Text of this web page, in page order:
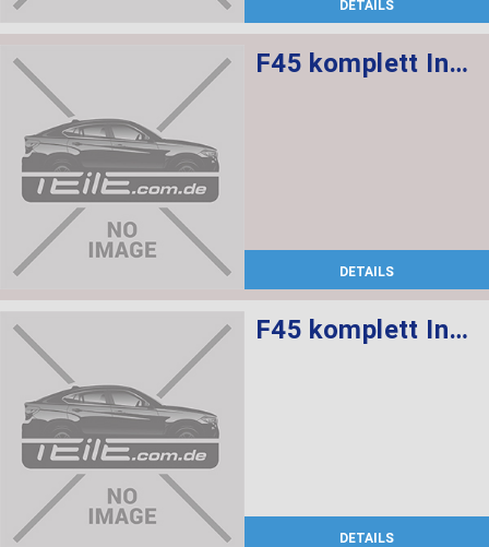
DETAILS
F45 komplett Innesausstattung Leder Dakota M.Perforierung Schawrz, Sportsitze vorne mit Sitzheizung
DETAILS
F45 komplett Innesausstattung Acantara Antrazit, Sportsitze vorne mit Sitzheizung
DETAILS